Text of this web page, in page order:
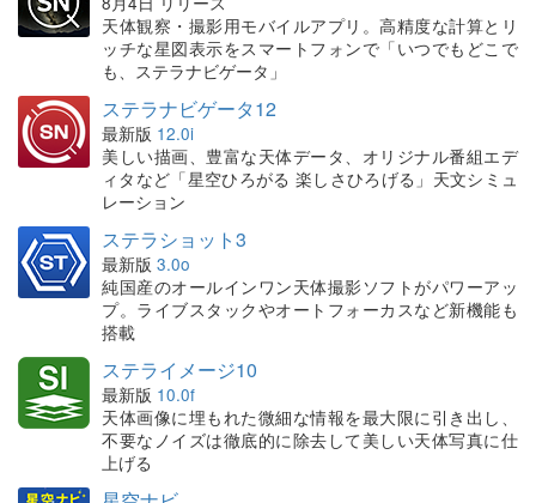
天体観察・撮影用モバイルアプリ。高精度な計算とリ
ッチな星図表示をスマートフォンで「いつでもどこで
も、ステラナビゲータ」
ステラナビゲータ12
最新版 12.0i
美しい描画、豊富な天体データ、オリジナル番組エデ
ィタなど「星空ひろがる 楽しさひろげる」天文シミュ
レーション
ステラショット3
最新版 3.0o
純国産のオールインワン天体撮影ソフトがパワーアッ
プ。ライブスタックやオートフォーカスなど新機能も
搭載
ステライメージ10
最新版 10.0f
天体画像に埋もれた微細な情報を最大限に引き出し、
不要なノイズは徹底的に除去して美しい天体写真に仕
上げる